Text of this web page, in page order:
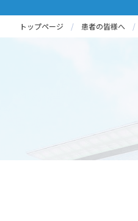
トップページ 患者の皆様へ